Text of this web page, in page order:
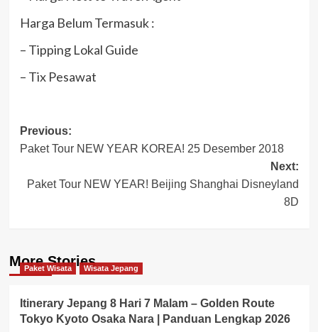
Harga Belum Termasuk :
– Tipping Lokal Guide
– Tix Pesawat
Post
navigation
Previous:
Paket Tour NEW YEAR KOREA! 25 Desember 2018
Next:
Paket Tour NEW YEAR! Beijing Shanghai Disneyland
8D
More Stories
Paket Wisata Wisata Jepang
Itinerary Jepang 8 Hari 7 Malam – Golden Route
Tokyo Kyoto Osaka Nara | Panduan Lengkap 2026